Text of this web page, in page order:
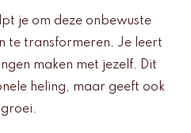
je om deze onbewuste
te transformeren. Je leert
maken met jezelf. Dit
heling, maar geeft ook